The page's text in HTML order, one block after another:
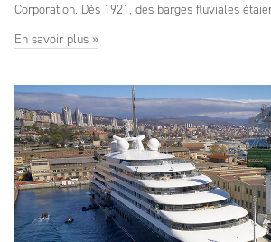
Corporation. Dès 1921, des barges fluviales
En savoir plus »